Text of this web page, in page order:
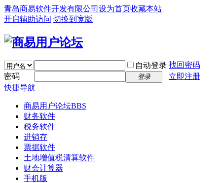
青岛商易软件开发有限公司 设为首页收藏本站
开启辅助访问 切换到宽版
自动登录 找回密码
密码
登录
立即注册
快捷导航
商易用户论坛BBS
财务软件
税务软件
进销存
票据软件
土地增值税清算软件
财会计算器
手机版